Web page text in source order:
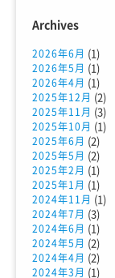
Archives
2026年6月 (1)
2026年5月 (1)
2026年4月 (1)
2025年12月 (2)
2025年11月 (3)
2025年10月 (1)
2025年6月 (2)
2025年5月 (2)
2025年2月 (1)
2025年1月 (1)
2024年11月 (1)
2024年7月 (3)
2024年6月 (1)
2024年5月 (2)
2024年4月 (2)
2024年3月 (1)